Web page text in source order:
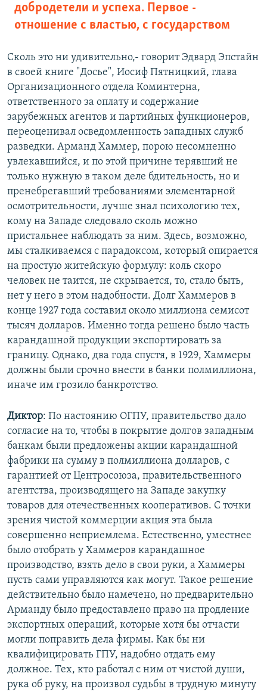
добродетели и успеха. Первое -
отношение с властью, с государством
Сколь это ни удивительно,- говорит Эдвард Эпстайн
в своей книге "Досье", Иосиф Пятницкий, глава
Организационного отдела Коминтерна,
ответственного за оплату и содержание
зарубежных агентов и партийных функционеров,
переоценивал осведомленность западных служб
разведки. Арманд Хаммер, порою несомненно
увлекавшийся, и по этой причине терявший не
только нужную в таком деле бдительность, но и
пренебрегавший требованиями элементарной
осмотрительности, лучше знал психологию тех,
кому на Западе следовало сколь можно
пристальнее наблюдать за ним. Здесь, возможно,
мы сталкиваемся с парадоксом, который опирается
на простую житейскую формулу: коль скоро
человек не таится, не скрывается, то, стало быть,
нет у него в этом надобности. Долг Хаммеров в
конце 1927 года составил около миллиона семисот
тысяч долларов. Именно тогда решено было часть
карандашной продукции экспортировать за
границу. Однако, два года спустя, в 1929, Хаммеры
должны были срочно внести в банки полмиллиона,
иначе им грозило банкротство.
Диктор: По настоянию ОГПУ, правительство дало
согласие на то, чтобы в покрытие долгов западным
банкам были предложены акции карандашной
фабрики на сумму в полмиллиона долларов, с
гарантией от Центросоюза, правительственного
агентства, производящего на Западе закупку
товаров для отечественных кооперативов. С точки
зрения чистой коммерции акция эта была
совершенно неприемлема. Естественно, уместнее
было отобрать у Хаммеров карандашное
производство, взять дело в свои руки, а Хаммеры
пусть сами управляются как могут. Такое решение
действительно было намечено, но предварительно
Арманду было предоставлено право на продление
экспортных операций, которые хотя бы отчасти
могли поправить дела фирмы. Как бы ни
квалифицировать ГПУ, надобно отдать ему
должное. Тех, кто работал с ним от чистой души,
рука об руку, на произвол судьбы в трудную минуту